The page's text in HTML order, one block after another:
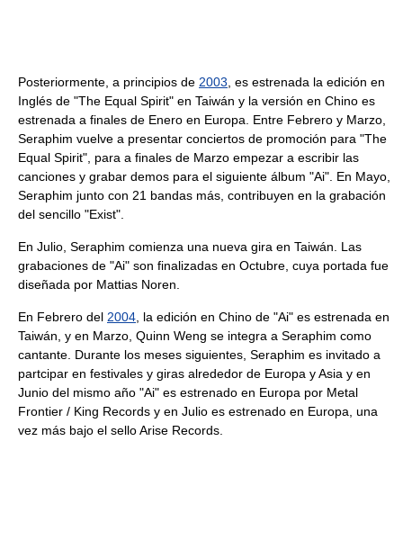
Posteriormente, a principios de 2003 , es estrenada la edición en
Inglés de "The Equal Spirit" en Taiwán y la versión en Chino es
estrenada a finales de Enero en Europa. Entre Febrero y Marzo,
Seraphim vuelve a presentar conciertos de promoción para "The
Equal Spirit", para a finales de Marzo empezar a escribir las
canciones y grabar demos para el siguiente álbum "Ai". En Mayo,
Seraphim junto con 21 bandas más, contribuyen en la grabación
del sencillo "Exist".
En Julio, Seraphim comienza una nueva gira en Taiwán. Las
grabaciones de "Ai" son finalizadas en Octubre, cuya portada fue
diseñada por Mattias Noren.
En Febrero del 2004 , la edición en Chino de "Ai" es estrenada en
Taiwán, y en Marzo, Quinn Weng se integra a Seraphim como
cantante. Durante los meses siguientes, Seraphim es invitado a
partcipar en festivales y giras alrededor de Europa y Asia y en
Junio del mismo año "Ai" es estrenado en Europa por Metal
Frontier / King Records y en Julio es estrenado en Europa, una
vez más bajo el sello Arise Records.